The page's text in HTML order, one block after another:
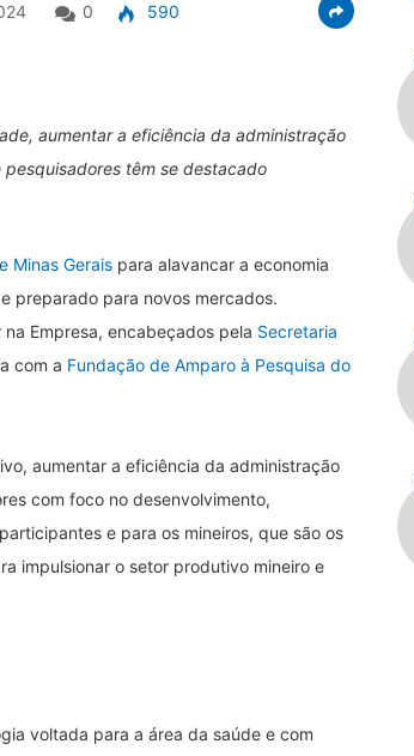
0 590
aumentar a eficiência da administração
têm se destacado
Minas Gerais para alavancar a economia
preparado para novos mercados.
Empresa, encabeçados pela Secretaria
com a Fundação de Amparo à Pesquisa do
aumentar a eficiência da administração
com foco no desenvolvimento,
e para os mineiros, que são os
impulsionar o setor produtivo mineiro e
voltada para a área da saúde e com